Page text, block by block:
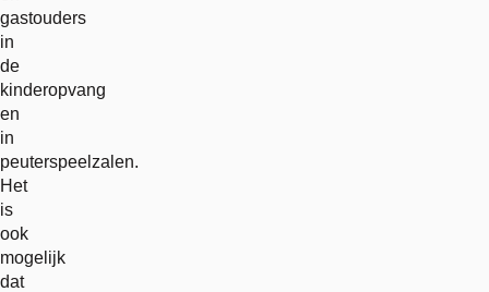
gastouders
in
de
kinderopvang
en
in
peuterspeelzalen.
Het
is
ook
mogelijk
dat